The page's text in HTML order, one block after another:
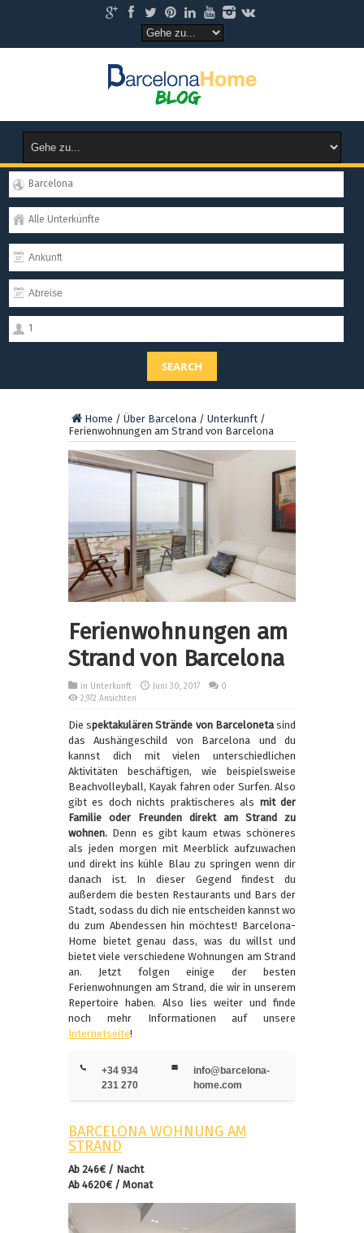
Barcelona
Alle Unterkünfte
1
SEARCH
Home / Über Barcelona / Unterkunft /
Ferienwohnungen am Strand von Barcelona
Ferienwohnungen am
Strand von Barcelona
in Unterkunft Juni 30, 2017
0
2,972 Ansichten
Die spektakulären Strände von Barcelonetasind
das Aushängeschild von Barcelona und du
kannst dich mit vielen unterschiedlichen
Aktivitäten beschäftigen, wie beispielsweise
Beachvolleyball, Kayak fahren oder Surfen. Also
gibt es doch nichts praktischeres als mit der
Familie oder Freunden direkt am Strand zu
wohnen. Denn es gibt kaum etwas schöneres
als jeden morgen mit Meerblick aufzuwachen
und direkt ins kühle Blau zu springen wenn dir
danach ist. In dieser Gegend findest du
außerdem die besten Restaurants und Bars der
Stadt, sodass du dich nie entscheiden kannst wo
du zum Abendessen hin möchtest! Barcelona-
Home bietet genau dass, was du willst und
bietet viele verschiedene Wohnungen am Strand
an. Jetzt folgen einige der besten
Ferienwohnungen am Strand, die wir in unserem
Repertoire haben. Also lies weiter und finde
noch mehr Informationen auf unsere
Internetseite!
+34 934
231 270
info@barcelona-
home.com
BARCELONA WOHNUNG AM
STRAND
Ab 246€ / Nacht
Ab 4620€ / Monat